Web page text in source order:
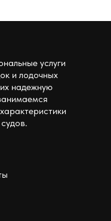
услуги
и лодочных
надежную